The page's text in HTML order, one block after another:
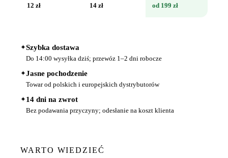
12 zł 14 zł od 199 zł
✦Szybka dostawa
Do 14:00 wysyłka dziś; przewóz 1–2 dni robocze
✦Jasne pochodzenie
Towar od polskich i europejskich dystrybutorów
✦14 dni na zwrot
Bez podawania przyczyny; odesłanie na koszt klienta
WARTO WIEDZIEĆ